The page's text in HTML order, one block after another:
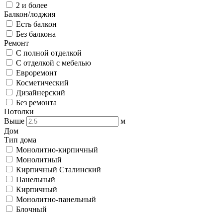
2 и более
Балкон/лоджия
Есть балкон
Без балкона
Ремонт
С полной отделкой
С отделкой с мебелью
Евроремонт
Косметический
Дизайнерский
Без ремонта
Потолки
Выше
м
Дом
Тип дома
Монолитно-кирпичный
Монолитный
Кирпичный Сталинский
Панельный
Кирпичный
Монолитно-панельный
Блочный